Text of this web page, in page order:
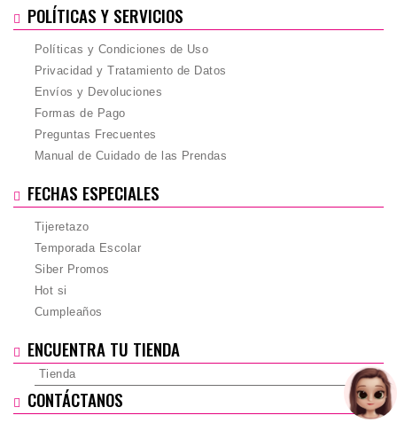
POLÍTICAS Y SERVICIOS
Políticas y Condiciones de Uso
Privacidad y Tratamiento de Datos
Envíos y Devoluciones
Formas de Pago
Preguntas Frecuentes
Manual de Cuidado de las Prendas
FECHAS ESPECIALES
Tijeretazo
Temporada Escolar
Siber Promos
Hot si
Cumpleaños
ENCUENTRA TU TIENDA
Tienda
CONTÁCTANOS